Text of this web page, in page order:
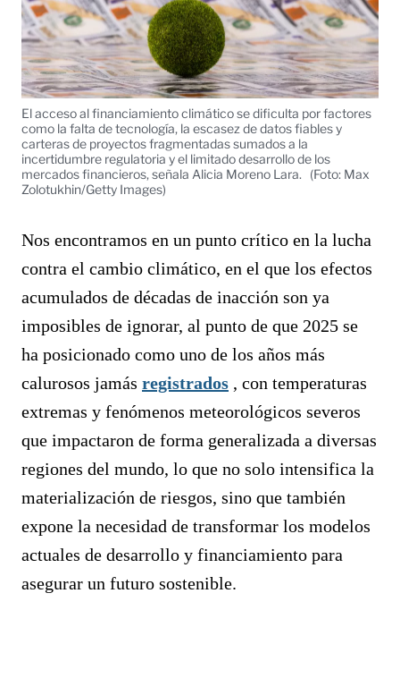
El acceso al financiamiento climático se dificulta por factores
como la falta de tecnología, la escasez de datos fiables y
carteras de proyectos fragmentadas sumados a la
incertidumbre regulatoria y el limitado desarrollo de los
mercados financieros, señala Alicia Moreno Lara.
(Foto: Max
Zolotukhin/Getty Images)
Nos encontramos en un punto crítico en la lucha
contra el cambio climático, en el que los efectos
acumulados de décadas de inacción son ya
imposibles de ignorar, al punto de que 2025 se
ha posicionado como uno de los años más
calurosos jamás registrados , con temperaturas
extremas y fenómenos meteorológicos severos
que impactaron de forma generalizada a diversas
regiones del mundo, lo que no solo intensifica la
materialización de riesgos, sino que también
expone la necesidad de transformar los modelos
actuales de desarrollo y financiamiento para
asegurar un futuro sostenible.